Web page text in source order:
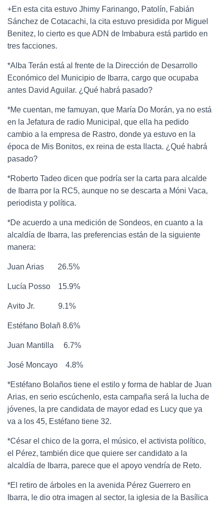
+En esta cita estuvo Jhimy Farinango, Patolín, Fabián
Sánchez de Cotacachi, la cita estuvo presidida por Miguel
Benitez, lo cierto es que ADN de Imbabura está partido en
tres facciones.
*Alba Terán está al frente de la Dirección de Desarrollo
Económico del Municipio de Ibarra, cargo que ocupaba
antes David Aguilar. ¿Qué habrá pasado?
*Me cuentan, me famuyan, que María Do Morán, ya no está
en la Jefatura de radio Municipal, que ella ha pedido
cambio a la empresa de Rastro, donde ya estuvo en la
época de Mis Bonitos, ex reina de esta llacta. ¿Qué habrá
pasado?
*Roberto Tadeo dicen que podría ser la carta para alcalde
de Ibarra por la RC5, aunque no se descarta a Móni Vaca,
periodista y política.
*De acuerdo a una medición de Sondeos, en cuanto a la
alcaldía de Ibarra, las preferencias están de la siguiente
manera:
Juan Arias 26.5%
Lucía Posso 15.9%
Avito Jr. 9.1%
Estéfano Bolañ 8.6%
Juan Mantilla 6.7%
José Moncayo 4.8%
*Estéfano Bolaños tiene el estilo y forma de hablar de Juan
Arias, en serio escúchenlo, esta campaña será la lucha de
jóvenes, la pre candidata de mayor edad es Lucy que ya
va a los 45, Estéfano tiene 32.
*César el chico de la gorra, el músico, el activista político,
el Pérez, también dice que quiere ser candidato a la
alcaldía de Ibarra, parece que el apoyo vendría de Reto.
*El retiro de árboles en la avenida Pérez Guerrero en
Ibarra, le dio otra imagen al sector, la iglesia de la Basílica